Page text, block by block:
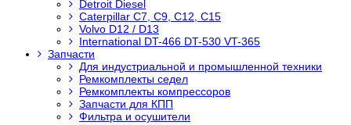
Detroit Diesel
Caterpillar C7, C9, C12, C15
Volvo D12 / D13
International DT-466 DT-530 VT-365
Запчасти
Для индустриальной и промышленной техники
Ремкомплекты седел
Ремкомплекты компрессоров
Запчасти для КПП
Фильтра и осушители